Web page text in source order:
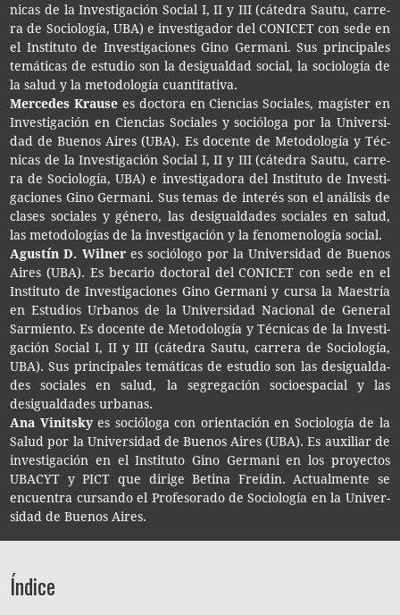
ni­cas de la Inves­ti­ga­ción Social I, II y III (cáte­dra Sautu, carre­
ra de Socio­lo­gía, UBA) e inves­ti­ga­dor del CONI­CET con sede en
el Ins­ti­tu­to de Inves­ti­ga­cio­nes Gino Ger­ma­ni. Sus prin­ci­pa­les
temá­ti­cas de estu­dio son la desigual­dad social, la socio­lo­gía de
la salud y la meto­do­lo­gía cuantitativa.
Mer­ce­des Krause es doc­to­ra en Cien­cias Socia­les, magís­ter en
Inves­ti­ga­ción en Cien­cias Socia­les y soció­lo­ga por la Uni­ver­si­
dad de Bue­nos Aires (UBA). Es docen­te de Meto­do­lo­gía y Téc­
ni­cas de la Inves­ti­ga­ción Social I, II y III (cáte­dra Sautu, carre­
ra de Socio­lo­gía, UBA) e inves­ti­ga­do­ra del Ins­ti­tu­to de Inves­ti­
ga­cio­nes Gino Ger­ma­ni. Sus temas de inte­rés son el aná­li­sis de
cla­ses socia­les y géne­ro, las desigual­da­des socia­les en salud,
las meto­do­lo­gías de la inves­ti­ga­ción y la feno­me­no­lo­gía social.
Agus­tín D. Wilneres soció­lo­go por la Uni­ver­si­dad de Bue­nos
Aires (UBA). Es beca­rio doc­to­ral del CONI­CET con sede en el
Ins­ti­tu­to de Inves­ti­ga­cio­nes Gino Ger­ma­ni y cursa la Maes­tría
en Estu­dios Urba­nos de la Uni­ver­si­dad Nacio­nal de Gene­ral
Sar­mien­to. Es docen­te de Meto­do­lo­gía y Téc­ni­cas de la Inves­ti­
ga­ción Social I, II y III (cáte­dra Sautu, carre­ra de Socio­lo­gía,
UBA). Sus prin­ci­pa­les temá­ti­cas de estu­dio son las desigual­da­
des socia­les en salud, la segre­ga­ción socio­es­pa­cial y las
desigual­da­des urbanas.
Ana Vinitskyes soció­lo­ga con orien­ta­ción en Socio­lo­gía de la
Salud por la Uni­ver­si­dad de Bue­nos Aires (UBA). Es auxi­liar de
inves­ti­ga­ción en el Ins­ti­tu­to Gino Ger­ma­ni en los pro­yec­tos
UBACYT y PICT que diri­ge Beti­na Frei­din. Actual­men­te se
encuen­tra cur­san­do el Pro­fe­so­ra­do de Socio­lo­gía en la Uni­ver­
si­dad de Bue­nos Aires.
Índice